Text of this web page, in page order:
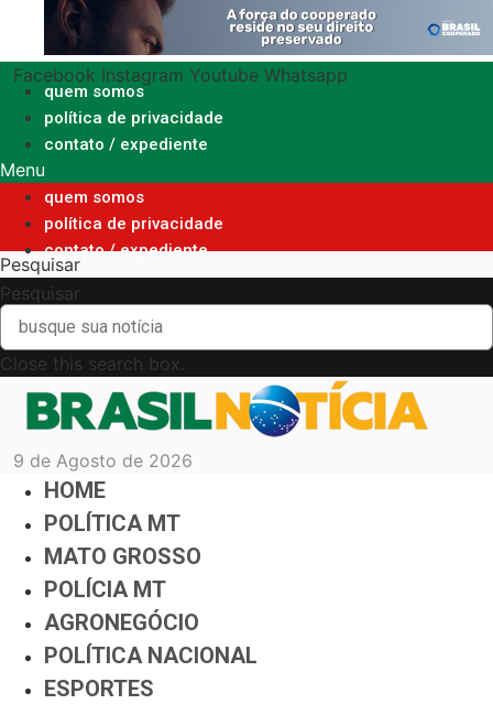
o
conteúdo
Facebook Instagram Youtube Whatsapp
quem somos
política de privacidade
contato / expediente
Menu
quem somos
política de privacidade
contato / expediente
Pesquisar
Pesquisar
Close this search box.
9 de Agosto de 2026
HOME
POLÍTICA MT
MATO GROSSO
POLÍCIA MT
AGRONEGÓCIO
POLÍTICA NACIONAL
ESPORTES